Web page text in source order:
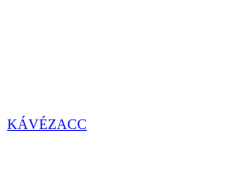
KÁVÉZACC